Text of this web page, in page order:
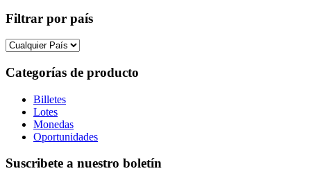
Filtrar por país
Categorías de producto
Billetes
Lotes
Monedas
Oportunidades
Suscribete a nuestro boletín